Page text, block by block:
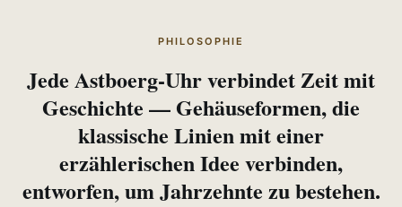
PHILOSOPHIE
Jede Astboerg‑Uhr verbindet Zeit mit
Geschichte — Gehäuseformen, die
klassische Linien mit einer
erzählerischen Idee verbinden,
entworfen, um Jahrzehnte zu bestehen.